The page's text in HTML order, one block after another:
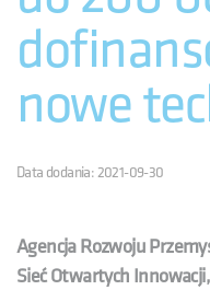
nowe
Data dodania: 2021-09-30
Agencja Rozwoju
Sieć Otwartych